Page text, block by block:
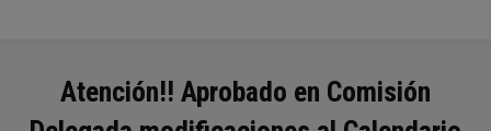
Atención!! Aprobado en Comisión